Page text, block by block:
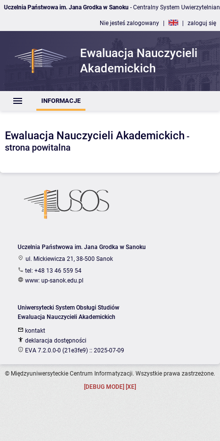
Uczelnia Państwowa im. Jana Grodka w Sanoku - Centralny System
Nie jesteś zalogowany | | zaloguj się
Ewaluacja Nauczycieli
Akademickich
INFORMACJE
Ewaluacja Nauczycieli Akademickich -
strona powitalna
Uczelnia Państwowa im. Jana Grodka w Sanoku
ul. Mickiewicza 21, 38-500 Sanok
tel: +48 13 46 559 54
www: up-sanok.edu.pl
Uniwersytecki System Obsługi Studiów
Ewaluacja Nauczycieli Akademickich
kontakt
deklaracja dostępności
EVA 7.2.0.0-0 (21e3fe9) :: 2025-07-09
© Międzyuniwersyteckie Centrum Informatyzacji. Wszystkie prawa zastrzeżone.
[DEBUG MODE] [XE]